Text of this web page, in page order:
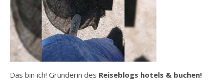
Das bin ich! Gründerin des Reiseblogs hotels & buchen!